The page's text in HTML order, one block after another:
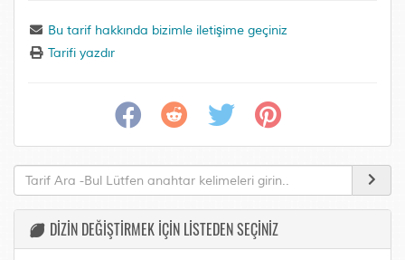
Bu tarif hakkında bizimle iletişime geçiniz
Tarifi yazdır
DİZİN DEĞİŞTİRMEK İÇİN LİSTEDEN SEÇİNİZ